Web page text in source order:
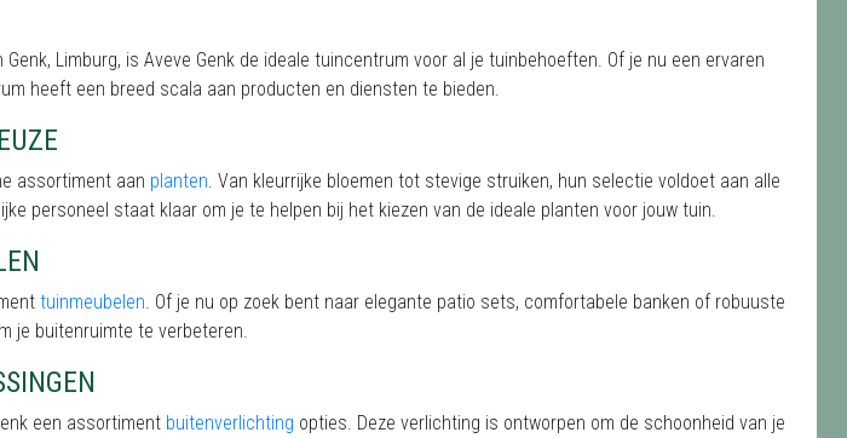
Genk, Limburg, is Aveve Genk de ideale tuincentrum voor al je tuinbehoeften. Of je nu een ervaren
heeft een breed scala aan producten en diensten te bieden.
assortiment aan planten . Van kleurrijke bloemen tot stevige struiken, hun selectie voldoet aan alle
personeel staat klaar om je te helpen bij het kiezen van de ideale planten voor jouw tuin.
tuinmeubelen . Of je nu op zoek bent naar elegante patio sets, comfortabele banken of robuuste
je buitenruimte te verbeteren.
een assortiment buitenverlichting opties. Deze verlichting is ontworpen om de schoonheid van je